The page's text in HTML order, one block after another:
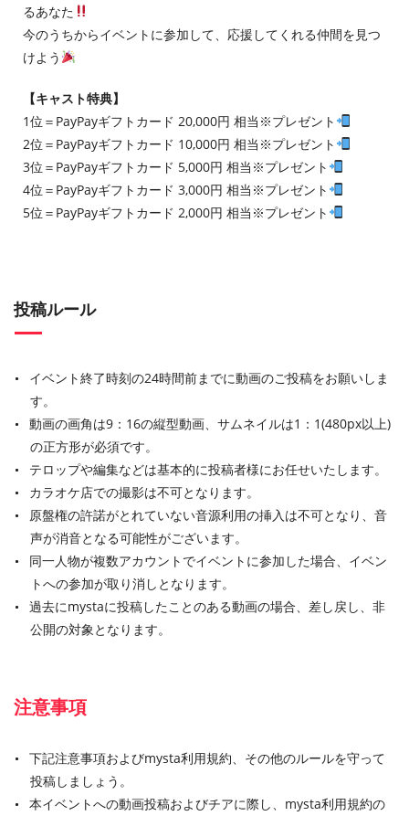
るあなた
今のうちからイベントに参加して、応援してくれる仲間を見つ
けよう
【キャスト特典】
1位＝PayPayギフトカード 20,000円 相当※プレゼント
2位＝PayPayギフトカード 10,000円 相当※プレゼント
3位＝PayPayギフトカード 5,000円 相当※プレゼント
4位＝PayPayギフトカード 3,000円 相当※プレゼント
5位＝PayPayギフトカード 2,000円 相当※プレゼント
投稿ルール
イベント終了時刻の24時間前までに動画のご投稿をお願いしま
す。
動画の画角は9：16の縦型動画、サムネイルは1：1(480px以上)
の正方形が必須です。
テロップや編集などは基本的に投稿者様にお任せいたします。
カラオケ店での撮影は不可となります。
原盤権の許諾がとれていない音源利用の挿入は不可となり、音
声が消音となる可能性がございます。
同一人物が複数アカウントでイベントに参加した場合、イベン
トへの参加が取り消しとなります。
過去にmystaに投稿したことのある動画の場合、差し戻し、非
公開の対象となります。
注意事項
下記注意事項およびmysta利用規約、その他のルールを守って
投稿しましょう。
本イベントへの動画投稿およびチアに際し、mysta利用規約の